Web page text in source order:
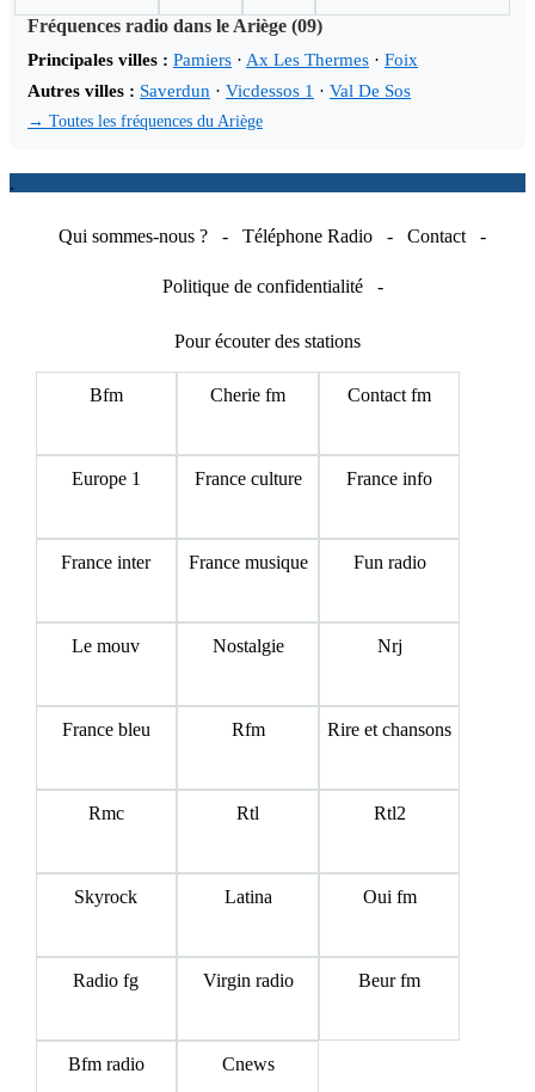
Fréquences radio dans le Ariège (09)
Principales villes : Pamiers · Ax Les Thermes · Foix
Autres villes : Saverdun · Vicdessos 1 · Val De Sos
→ Toutes les fréquences du Ariège
.
Qui sommes-nous ? - Téléphone Radio - Contact -
Politique de confidentialité -
Pour écouter des stations
Bfm Cherie fm Contact fm
Europe 1 France culture France info
France inter France musique Fun radio
Le mouv Nostalgie Nrj
France bleu Rfm Rire et chansons
Rmc Rtl Rtl2
Skyrock Latina Oui fm
Radio fg Virgin radio Beur fm
Bfm radio Cnews